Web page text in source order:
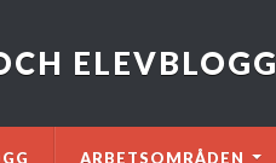
ELEVBLOGG
ARBETSOMRÅDEN